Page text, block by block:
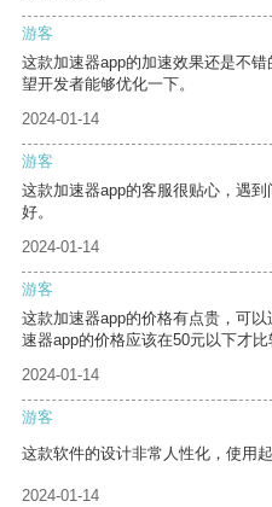
游客
这款加速器app的加速效果还是不
望开发者能够优化一下。
2024-01-14
游客
这款加速器app的客服很贴心，遇
好。
2024-01-14
游客
这款加速器app的价格有点贵，可
速器app的价格应该在50元以下才比
2024-01-14
游客
这款软件的设计非常人性化，使用起
2024-01-14